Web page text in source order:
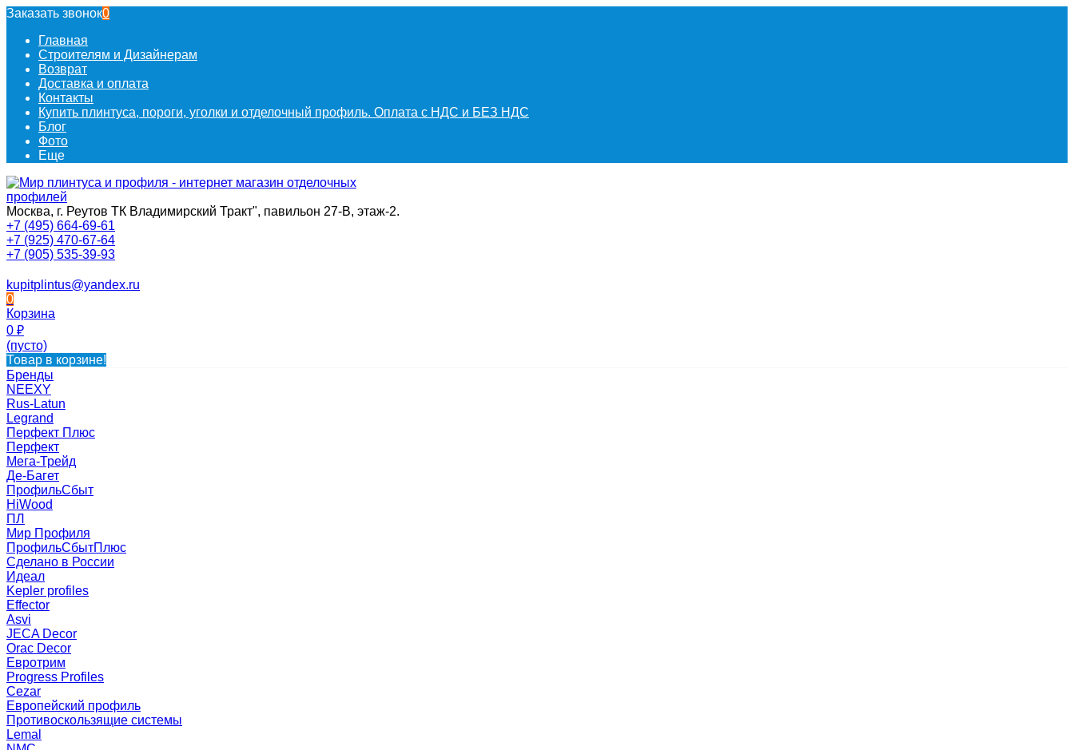
Заказать звонок0
Главная
Строителям и Дизайнерам
Возврат
Доставка и оплата
Контакты
Купить плинтуса, пороги, уголки и отделочный профиль. Оплата с НДС и БЕЗ НДС
Блог
Фото
Еще
Москва, г. Реутов ТК Владимирский Тракт", павильон 27-В, этаж-2.
+7 (495) 664-69-61
+7 (925) 470-67-64
+7 (905) 535-39-93
kupitplintus@yandex.ru
0
Корзина
0 ₽
(пусто)
Товар в корзине!
Бренды
NEEXY
Rus-Latun
Legrand
Перфект Плюс
Перфект
Мега-Трейд
Де-Багет
ПрофильСбыт
HiWood
ПЛ
Мир Профиля
ПрофильСбытПлюс
Сделано в России
Идеал
Kepler profiles
Effector
Asvi
JECA Decor
Orac Decor
Евротрим
Progress Profiles
Cezar
Европейский профиль
Противоскользящие системы
Lemal